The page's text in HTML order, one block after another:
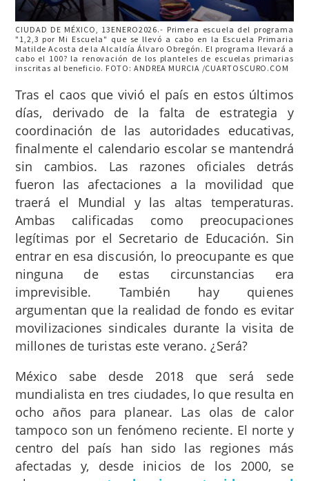
CIUDAD DE MÉXICO, 13ENERO2026.- Primera escuela del programa
"1,2,3 por Mi Escuela" que se llevó a cabo en la Escuela Primaria
Matilde Acosta de la Alcaldía Álvaro Obregón. El programa llevará a
cabo el 100? la renovación de los planteles de escuelas primarias
inscritas al beneficio. FOTO: ANDREA MURCIA /CUARTOSCURO.COM
Tras el caos que vivió el país en estos últimos
días, derivado de la falta de estrategia y
coordinación de las autoridades educativas,
finalmente el calendario escolar se mantendrá
sin cambios. Las razones oficiales detrás
fueron las afectaciones a la movilidad que
traerá el Mundial y las altas temperaturas.
Ambas calificadas como preocupaciones
legítimas por el Secretario de Educación. Sin
entrar en esa discusión, lo preocupante es que
ninguna de estas circunstancias era
imprevisible. También hay quienes
argumentan que la realidad de fondo es evitar
movilizaciones sindicales durante la visita de
millones de turistas este verano. ¿Será?
México sabe desde 2018 que será sede
mundialista en tres ciudades, lo que resulta en
ocho años para planear. Las olas de calor
tampoco son un fenómeno reciente. El norte y
centro del país han sido las regiones más
afectadas y, desde inicios de los 2000, se